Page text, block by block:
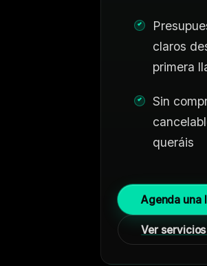
claros
primera
Sin
queráis
Agenda una
Ver